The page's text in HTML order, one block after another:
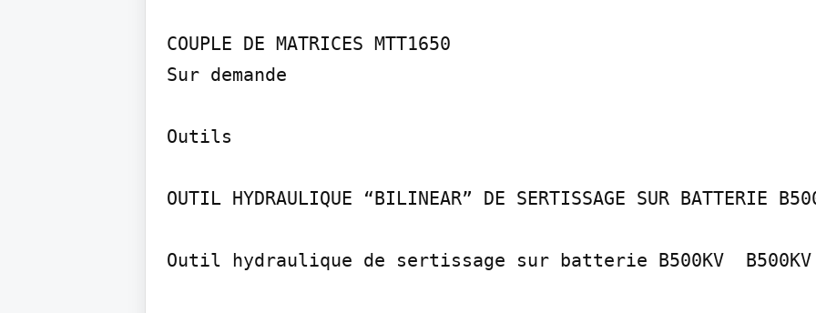
COUPLE DE MATRICES MTT16­50
Sur demande
Outils
OUTIL HYDRAULIQUE “BILINEAR” DE SERTISSAGE SUR BATTERIE
Outil hydraulique de sertissage sur batterie B500­KV ­ B500­KV